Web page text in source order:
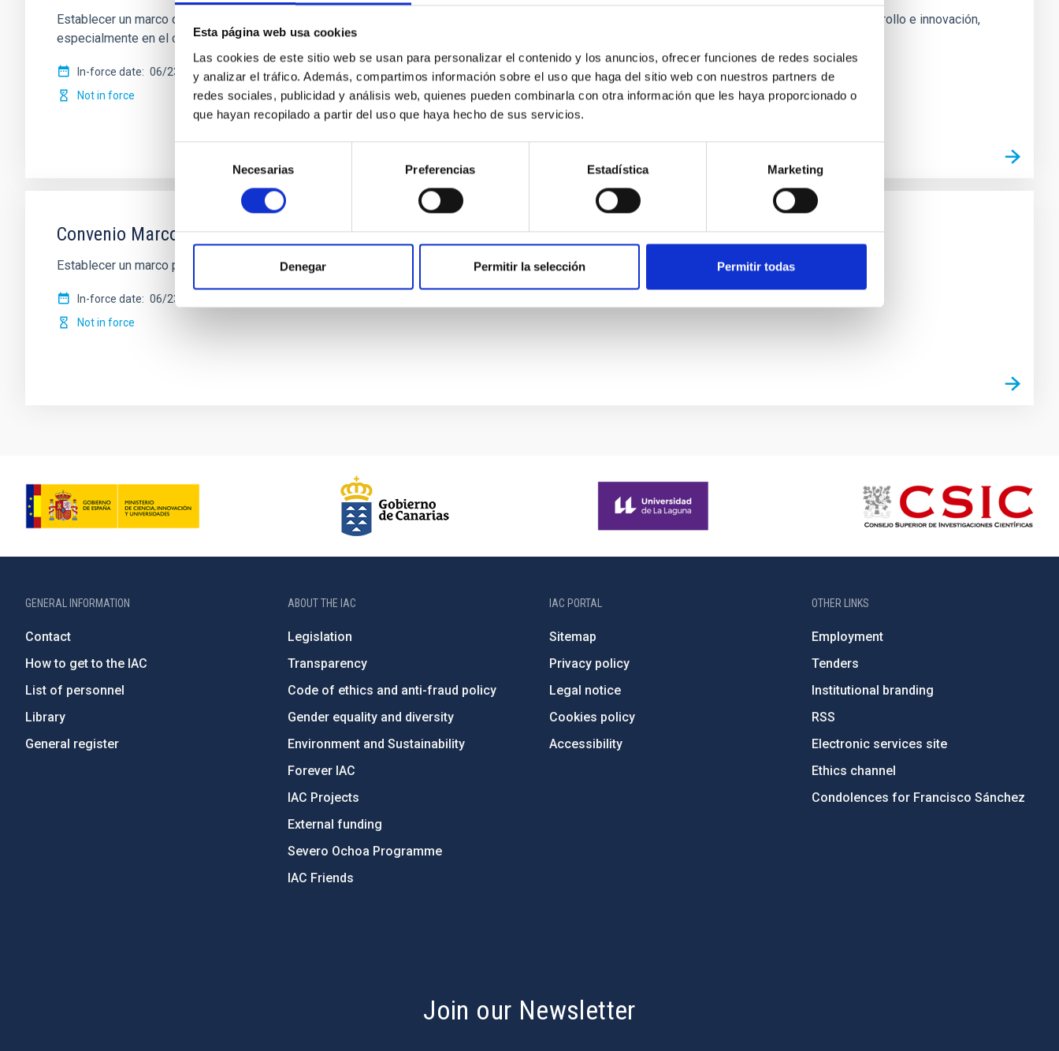
Esta página web usa cookies
Las cookies de este sitio web se usan para personalizar el contenido y los anuncios, ofrecer funciones de redes sociales
y analizar el tráfico. Además, compartimos información sobre el uso que haga del sitio web con nuestros partners de
redes sociales, publicidad y análisis web, quienes pueden combinarla con otra información que les haya proporcionado o
que hayan recopilado a partir del uso que haya hecho de sus servicios.
consentimiento
Necesarias Preferencias Estadística Marketing
Denegar Permitir la selección Permitir todas
Establecer un marco de cooperación para la firma de convenios específicos que faciliten la realización de proyectos conjuntos en investigación, desarrollo e innovación,
especialmente en el campo de la
In-force date 06/23/2015-06/23/2025
Not in force
Convenio Marco entre la Universidad Europea de Canarias y el Instituto de Astrofísica de Canarias
Establecer un marco para la realización en común de actividades de formación, intercambio de alumnos, asesoramiento e investigación
In-force date 06/23/2014
Not in force
GENERAL INFORMATION
Contact
How to get to the IAC
List of personnel
Library
General register
ABOUT THE IAC
Legislation
Transparency
Code of ethics and anti-fraud policy
Gender equality and diversity
Environment and Sustainability
Forever IAC
IAC Projects
External funding
Severo Ochoa Programme
IAC Friends
IAC PORTAL
Sitemap
Privacy policy
Legal notice
Cookies policy
Accessibility
OTHER LINKS
Employment
Tenders
Institutional branding
RSS
Electronic services site
Ethics channel
Condolences for Francisco Sánchez
Join our Newsletter